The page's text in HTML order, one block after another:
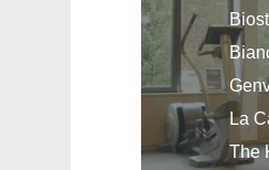
La
The